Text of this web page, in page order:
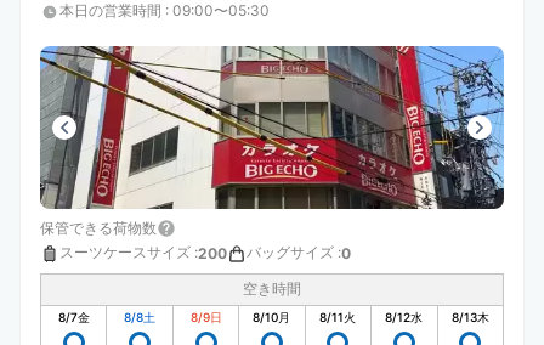
本日の営業時間 : 09:00〜05:30
保管できる荷物数
スーツケースサイズ :200 バッグサイズ :0
空き時間
8/7金 8/8土 8/9日 8/10月 8/11火 8/12水 8/13木